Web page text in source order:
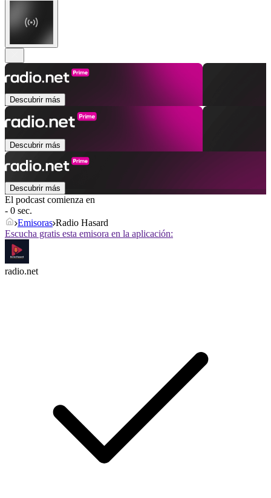
Descubrir más
Descubrir más
Descubrir más
El podcast comienza en
- 0 sec.
Emisoras Radio Hasard
Escucha gratis esta emisora en la aplicación:
radio.net